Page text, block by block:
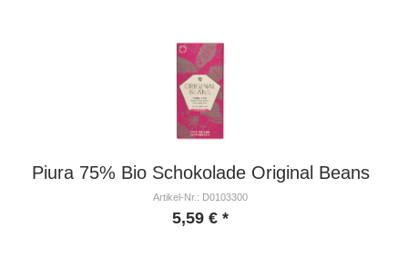
Piura 75% Bio Schokolade Original Beans
Artikel-Nr.: D0103300
5,59 € *